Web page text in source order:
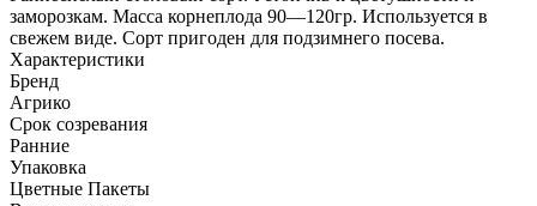
заморозкам. Масса корнеплода 90—120гр. Используется в
свежем виде. Сорт пригоден для подзимнего посева.
Характеристики
Бренд
Агрико
Срок созревания
Ранние
Упаковка
Цветные Пакеты